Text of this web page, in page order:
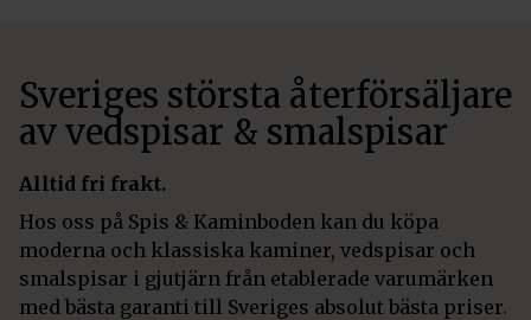
Sveriges största återförsäljare
av vedspisar & smalspisar
Alltid fri frakt.
Hos oss på Spis & Kaminboden kan du köpa
moderna och klassiska kaminer, vedspisar och
smalspisar i gjutjärn från etablerade varumärken
med bästa garanti till Sveriges absolut bästa priser.